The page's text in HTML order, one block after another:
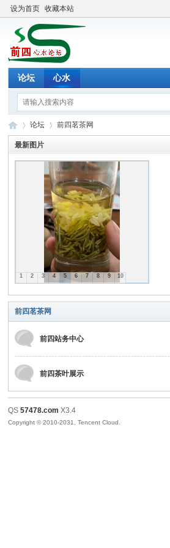
设为首页 收藏本站
论坛 心水
四
心
论坛
›
前四茗茶网
最新图片
1 2 3 4 5 6 7 8 9 10
前四茗茶网
前四站务中心
前四茶叶展示
QS57478.com X3.4
Copyright © 2010-2031, Tencent Cloud.